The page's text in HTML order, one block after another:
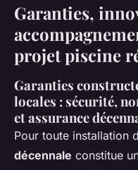
Garanties,
projet piscine
Garanties
locales : sécurité,
et assurance
Pour toute installation
décennale constitue